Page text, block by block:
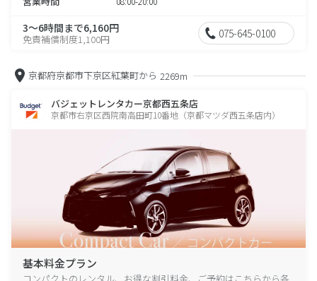
3～6時間まで6,160円
免責補償制度1,100円 075-645-0100
京都府京都市下京区紅葉町から 2269m
バジェットレンタカー京都西五条店
京都市右京区西院南高田町10番地（京都マツダ西五条店内）
基本料金プラン